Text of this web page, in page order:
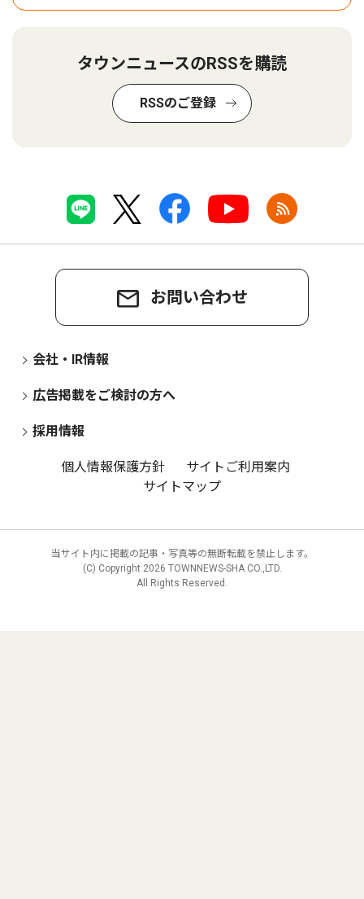
タウンニュースのRSSを購読
RSSのご登録
お問い合わせ
会社・IR情報
広告掲載をご検討の方へ
採用情報
個人情報保護方針
サイトご利用案内
サイトマップ
当サイト内に掲載の記事・写真等の無断転載を禁止します。
(C) Copyright 2026 TOWNNEWS-SHA CO.,LTD.
All Rights Reserved.